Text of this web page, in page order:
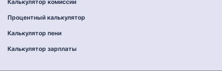
Калькулятор комиссии
Процентный калькулятор
Калькулятор пени
Калькулятор зарплаты